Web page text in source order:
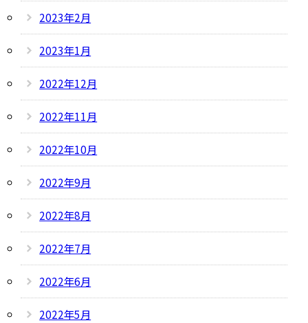
2023年2月
2023年1月
2022年12月
2022年11月
2022年10月
2022年9月
2022年8月
2022年7月
2022年6月
2022年5月